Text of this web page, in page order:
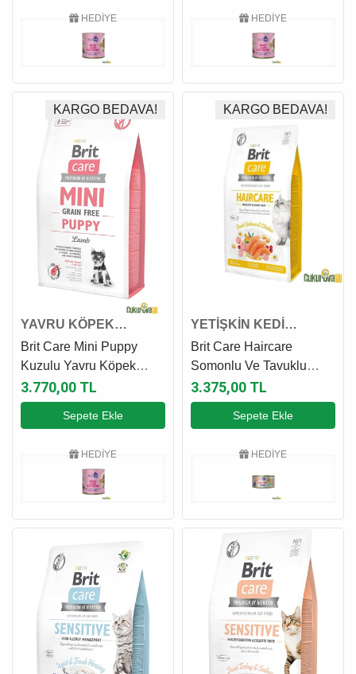
HEDİYE HEDİYE
KARGO BEDAVA!
YAVRU KÖPEK
MAMASI
Brit Care Mini Puppy
Kuzulu Yavru Köpek
Maması 7 Kg
3.770,00 TL
Sepete Ekle
HEDİYE
KARGO BEDAVA!
YETİŞKİN KEDİ
MAMASI
Brit Care Haircare
Somonlu Ve Tavuklu
Yetişkin Kedi Maması 7
Kg
3.375,00 TL
Sepete Ekle
HEDİYE